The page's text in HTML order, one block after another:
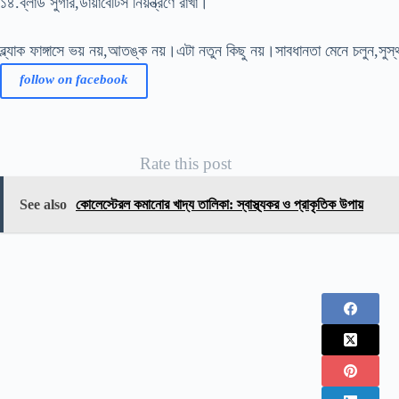
ব্ল্যাক ফাঙ্গাসে ভয় নয়,আতঙ্ক নয়।এটা নতুন কিছু নয়।সাবধানতা মেনে
follow on facebook
Rate this post
See also কোলেস্টেরল কমানোর খাদ্য তালিকা: স্বাস্থ্যকর ও প্রাকৃতিক উপায়